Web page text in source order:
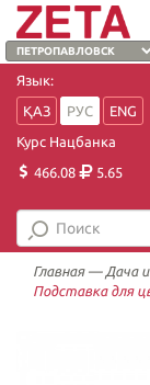
Язык:
ҚАЗ
РУС
ENG
Курс Нацбанка
466.08
5.65
Главная— Дача
Подставка для